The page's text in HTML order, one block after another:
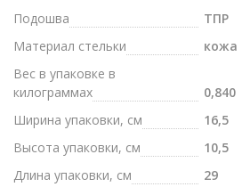
Подошва
ТПР
Материал стельки
кожа
Вес в упаковке в
килограммах
0,840
Ширина упаковки, см
16,5
Высота упаковки, см
10,5
Длина упаковки, см
29